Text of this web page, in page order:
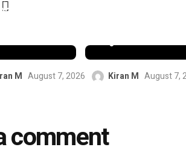
M August 7, 2026 Kiran M August 7,
comment